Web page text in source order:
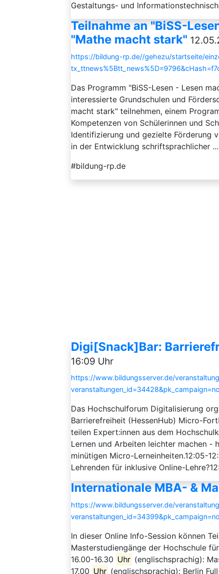
Gestaltungs- und
Teilnahme an "BiSS-
"Mathe macht stark"
https://bildung-rp.de//gehezu/startseite/
Das Programm "BiSS-Lesen - Lesen
interessierte Grundschulen und
macht stark" teilnehmen, einem
Kompetenzen von Schülerinnen und
Identifizierung und gezielte Förderung
in der Entwicklung schriftsprachlicher ...
#bildung-rp.de
Digi[Snack]Bar:
16:09 Uhr
https://www.bildungsserver.de/
Das Hochschulforum Digitalisierung
Barrierefreiheit (HessenHub) Micro-
teilen Expert:innen aus dem
Lernen und Arbeiten leichter machen
minütigen Micro-Lerneinheiten.12:05-
Lehrenden für inklusive Online-
Internationale MBA- &
https://www.bildungsserver.de/
In dieser Online Info-Session können
Masterstudiengänge der Hochschule
16.00-16.30 Uhr (englischsprachig):
17.00 Uhr (englischsprachig): Berlin